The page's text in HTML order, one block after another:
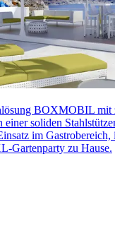
BOXMOBIL mit
einer soliden
im
Gartenparty zu Hause.